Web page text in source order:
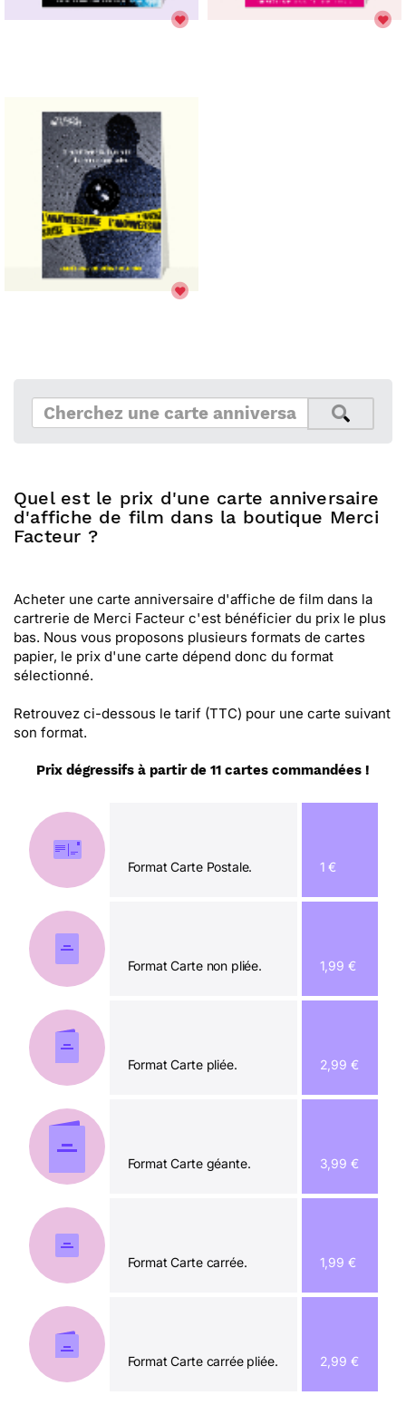
Quel est le prix d'une carte anniversaire
d'affiche de film dans la boutique Merci
Facteur ?
Acheter une carte anniversaire d'affiche de film dans la
cartrerie de Merci Facteur c'est bénéficier du prix le plus
bas. Nous vous proposons plusieurs formats de cartes
papier, le prix d'une carte dépend donc du format
sélectionné.
Retrouvez ci-dessous le tarif (TTC) pour une carte suivant
son format.
Prix dégressifs à partir de 11 cartes commandées !
Format Carte Postale. 1 €
Format Carte non pliée. 1,99 €
Format Carte pliée. 2,99 €
Format Carte géante. 3,99 €
Format Carte carrée. 1,99 €
Format Carte carrée pliée. 2,99 €